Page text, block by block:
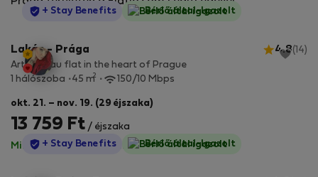
StayProtection
+ Stay Benefits Bérlő által-Igazolt
Lakás - Prága 4.8(14)
Art noveau flat in the heart of Prague
1 hálószoba
45 m2 150/10 Mbps
okt. 21. – nov. 19. (29 éjszaka)
13 759 Ft / éjszaka
Minden díj benne van·Nincs kaució
StayProtection
+ Stay Benefits Bérlő által-Igazolt